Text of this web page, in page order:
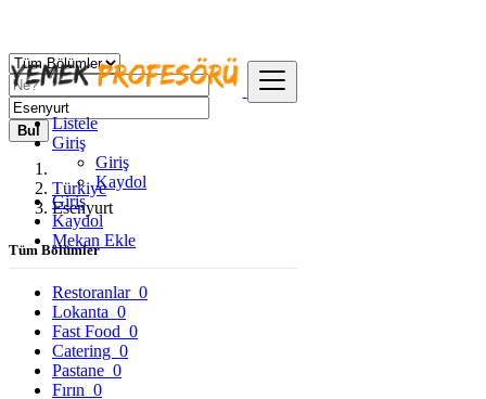
Listele
Giriş
Giriş
Kaydol
Giriş
Kaydol
Mekan Ekle
Bul
Türkiye
Esenyurt
Tüm Bölümler
Restoranlar 0
Lokanta 0
Fast Food 0
Catering 0
Pastane 0
Fırın 0